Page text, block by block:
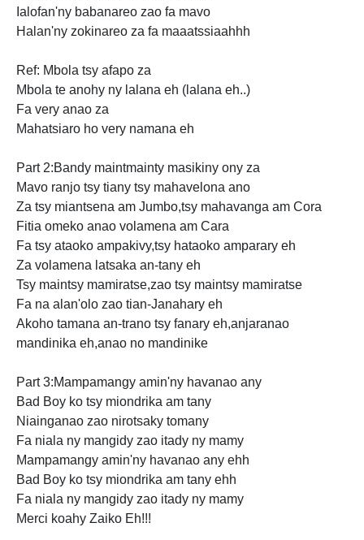
Ialofan'ny babanareo zao fa mavo
Halan'ny zokinareo za fa maaatssiaahhh
Ref: Mbola tsy afapo za
Mbola te anohy ny lalana eh (lalana eh..)
Fa very anao za
Mahatsiaro ho very namana eh
Part 2:Bandy maintmainty masikiny ony za
Mavo ranjo tsy tiany tsy mahavelona ano
Za tsy miantsena am Jumbo,tsy mahavanga am Cora
Fitia omeko anao volamena am Cara
Fa tsy ataoko ampakivy,tsy hataoko amparary eh
Za volamena latsaka an-tany eh
Tsy maintsy mamiratse,zao tsy maintsy mamiratse
Fa na alan'olo zao tian-Janahary eh
Akoho tamana an-trano tsy fanary eh,anjaranao
mandinika eh,anao no mandinike
Part 3:Mampamangy amin'ny havanao any
Bad Boy ko tsy miondrika am tany
Niainganao zao nirotsaky tomany
Fa niala ny mangidy zao itady ny mamy
Mampamangy amin'ny havanao any ehh
Bad Boy ko tsy miondrika am tany ehh
Fa niala ny mangidy zao itady ny mamy
Merci koahy Zaiko Eh!!!